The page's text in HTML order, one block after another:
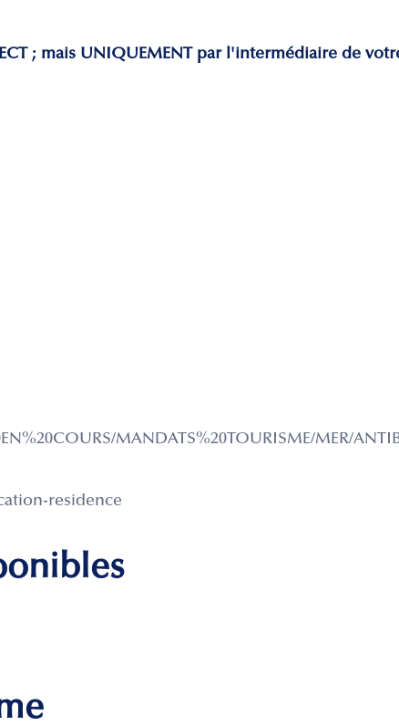
; mais UNIQUEMENT par l'intermédiaire de
MANDATS%20TOURISME/MER/
residence